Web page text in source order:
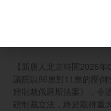
【新唐人北京時間2026
議院以86票對11票的壓倒
姆制裁俄羅斯法案》，令
磅制裁立法，終於取得重